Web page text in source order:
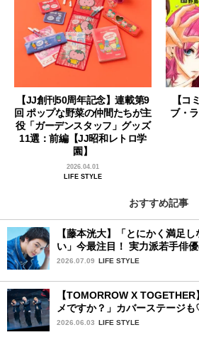
【JJ創刊50周年記念】連載第9
回 ポップな野菜の仲間たちが主
役「ガーデンスタッフ」グッズ
11選：前編【JJ昭和レトロ学
園】
2026.04.01
LIFE STYLE
【コ
ブ・
おすすめ記事
【藤本洸大】「とにかく満足
い」今最注目！ 実力派若手俳
2026.07.09 LIFE STYLE
【TOMORROW X
メですか？」カバーステージ
CON IN JAPAN」千葉公演2日
2026.06.03 LIFE STYLE